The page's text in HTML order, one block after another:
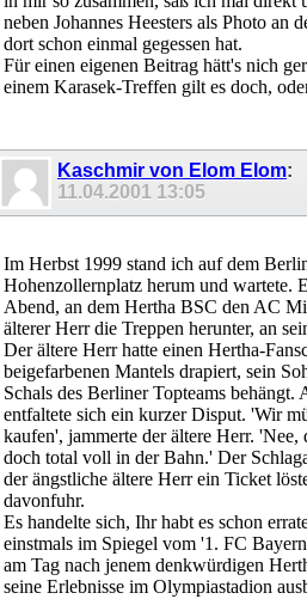
neben Johannes Heesters als Photo an
dort schon einmal gegessen hat.
Für einen eigenen Beitrag hätt's nich
einem Karasek-Treffen gilt es doch,
Kaschmir von Elom Elom:
11.04.2001 13:05
Im Herbst 1999 stand ich auf dem
Hohenzollernplatz herum und wartete.
Abend, an dem Hertha BSC den AC
älterer Herr die Treppen herunter, an
Der ältere Herr hatte einen Hertha-
beigefarbenen Mantels drapiert, sein
Schals des Berliner Topteams behängt.
entfaltete sich ein kurzer Disput. 'Wir
kaufen', jammerte der ältere Herr.
doch total voll in der Bahn.' Der
der ängstliche ältere Herr ein Ticket
davonfuhr.
Es handelte sich, Ihr habt es schon
einstmals im Spiegel vom '1. FC
am Tag nach jenem denkwürdigen
seine Erlebnisse im Olympiastadion